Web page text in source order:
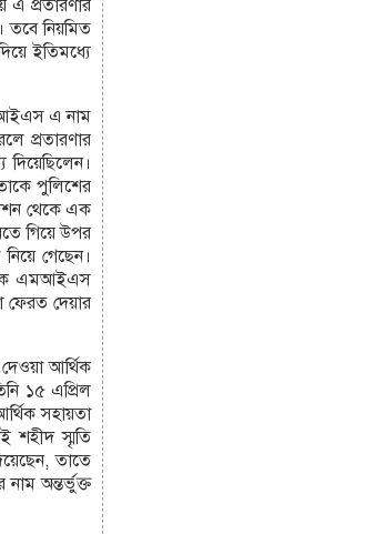
এ প্রতারণার
তবে নিয়মিত
ইতিমধ্যে
এ নাম
প্রতারণার
পুলিশের
থেকে এক
গিয়ে উপর
গেছেন।
এমআইএস
ফেরত দেয়ার
আর্থিক
১৫ এপ্রিল
সহায়তা
শহীদ স্মৃতি
তাতে
অন্তর্ভুক্ত